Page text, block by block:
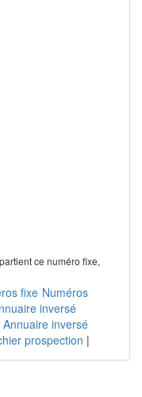
ce numéro fixe,
fixe Numéros
inversé
Annuaire inversé
prospection |